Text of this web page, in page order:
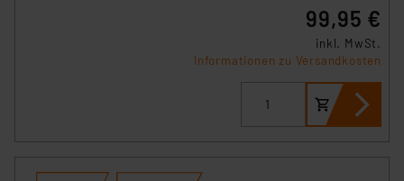
99,95 €
inkl. MwSt.
Informationen zu Versandkosten